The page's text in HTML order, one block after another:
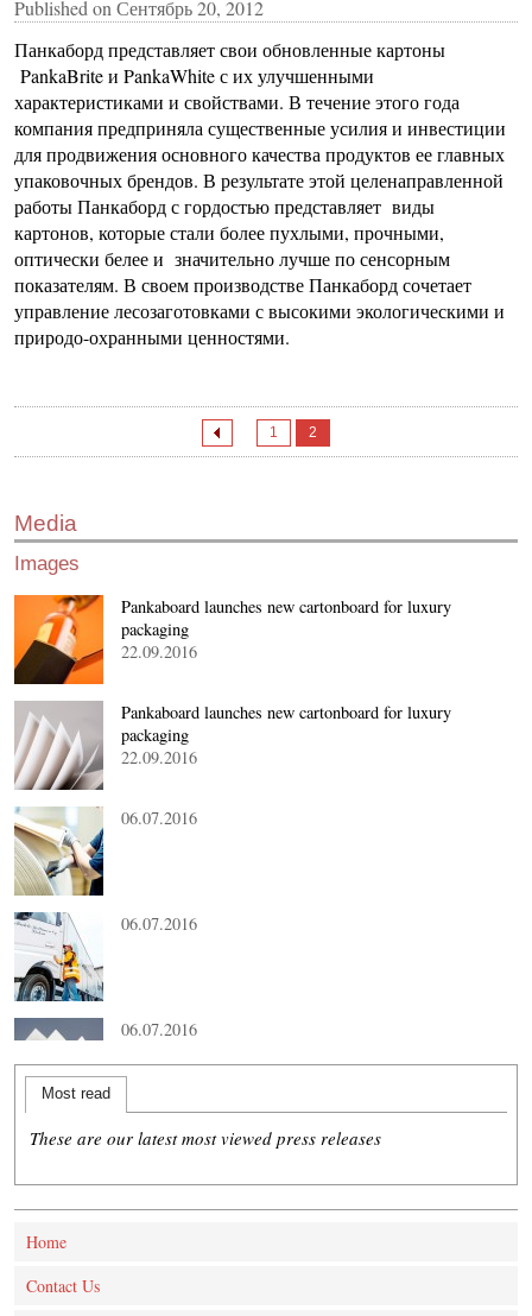
Published on Сентябрь 20, 2012
Панкаборд представляет свои обновленные картоны
PankaBrite и PankaWhite с их улучшенными
характеристиками и свойствами. В течение этого года
компания предприняла существенные усилия и инвестиции
для продвижения основного качества продуктов ее главных
упаковочных брендов. В результате этой целенаправленной
работы Панкаборд с гордостью представляет виды
картонов, которые стали более пухлыми, прочными,
оптически белее и значительно лучше по сенсорным
показателям. В своем производстве Панкаборд сочетает
управление лесозаготовками с высокими экологическими и
природо-охранными ценностями.
1 2
Media
Images
Pankaboard launches new cartonboard for luxury
packaging
22.09.2016
Pankaboard launches new cartonboard for luxury
packaging
22.09.2016
06.07.2016
06.07.2016
06.07.2016
Most read
These are our latest most viewed press releases
Home
Contact Us